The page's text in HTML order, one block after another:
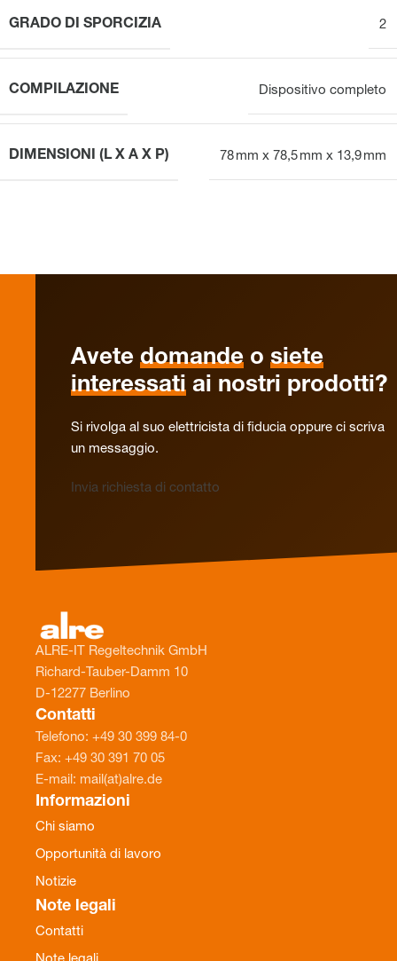
GRADO DI SPORCIZIA 2
COMPILAZIONE Dispositivo completo
DIMENSIONI (L X A X P) 78 mm x 78,5 mm x 13,9 mm
Avete domande o siete
interessati ai nostri prodotti?
Si rivolga al suo elettricista di fiducia oppure ci scriva
un messaggio.
Invia richiesta di contatto
ALRE-IT Regeltechnik GmbH
Richard-Tauber-Damm 10
D-12277 Berlino
Contatti
Telefono: +49 30 399 84-0
Fax: +49 30 391 70 05
E-mail: mail(at)alre.de
Informazioni
Chi siamo
Opportunità di lavoro
Notizie
Note legali
Contatti